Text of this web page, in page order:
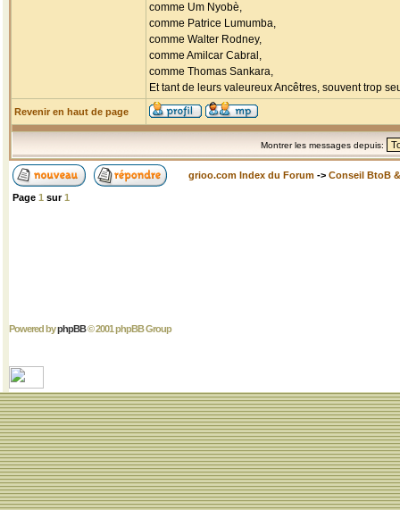
comme Um Nyobè,
comme Patrice Lumumba,
comme Walter Rodney,
comme Amilcar Cabral,
comme Thomas Sankara,
Et tant de leurs valeureux Ancêtres, souvent trop
Revenir en haut de page
Montrer les messages depuis:
grioo.com Index du Forum -> Conseil BtoB
Page 1 sur1
Powered byphpBB© 2001 phpBB Group